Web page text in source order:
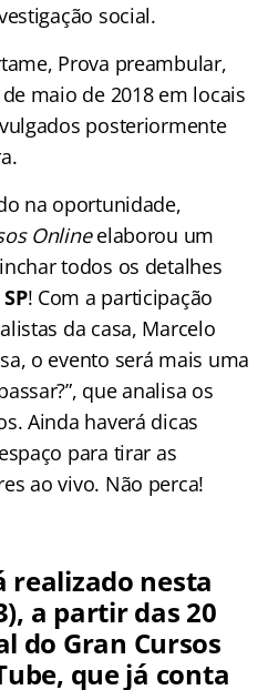
social.
Prova preambular,
maio de 2018 em locais
posteriormente
na oportunidade,
Onlineelaborou um
todos os detalhes
! Com a participação
da casa, Marcelo
o evento será mais uma
que analisa os
Ainda haverá dicas
para tirar as
ao vivo. Não perca!
realizado nesta
a partir das 20
do Gran Cursos
que já conta